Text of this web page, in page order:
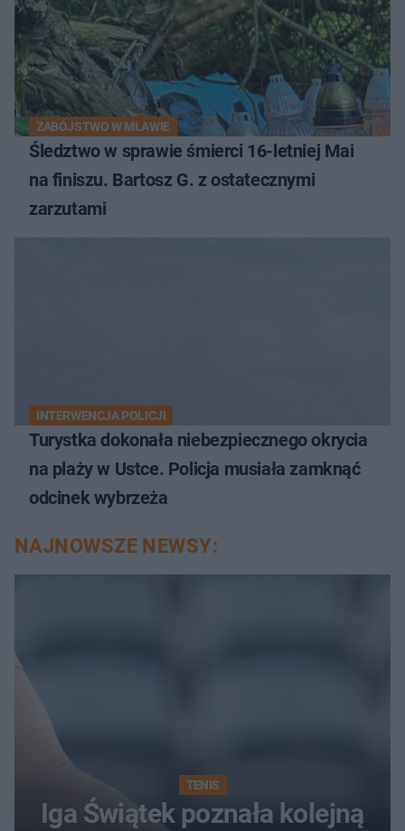
ZABÓJSTWO W MŁAWIE
Śledztwo w sprawie śmierci 16-letniej Mai
na finiszu. Bartosz G. z ostatecznymi
zarzutami
INTERWENCJA POLICJI
Turystka dokonała niebezpiecznego okrycia
na plaży w Ustce. Policja musiała zamknąć
odcinek wybrzeża
NAJNOWSZE NEWSY:
TENIS
Iga Świątek poznała kolejną